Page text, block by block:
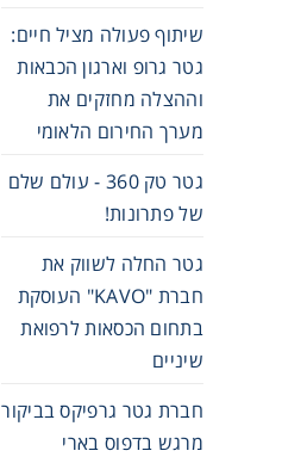
שיתוף פעולה מציל חיים:
גטר גרופ וארגון הכבאות
וההצלה מחזקים את
מערך החירום הלאומי
גטר טק 360 - עולם שלם
של פתרונות!
גטר החלה לשווק את
חברת "KAVO" העוסקת
בתחום הכסאות לרפואת
שיניים
חברת גטר גרפיקס בביקור
מרגש בדפוס בארי